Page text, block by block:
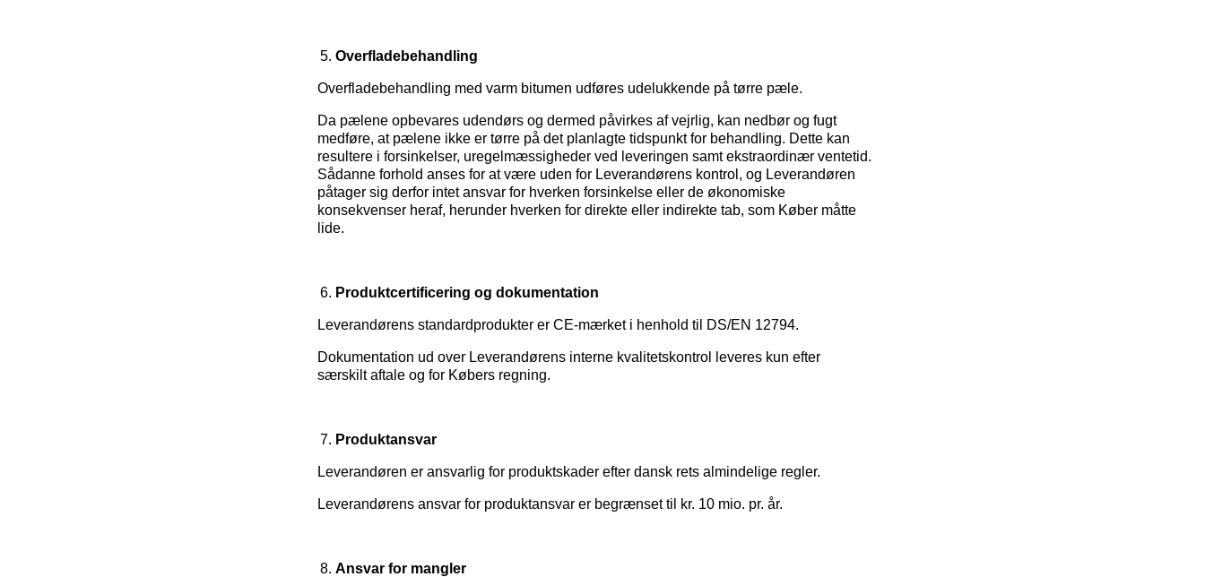
Overfladebehandling
Overfladebehandling med varm bitumen udføres udelukkende på tørre pæle.
Da pælene opbevares udendørs og dermed påvirkes af vejrlig, kan nedbør og fugt
medføre, at pælene ikke er tørre på det planlagte tidspunkt for behandling. Dette kan
resultere i forsinkelser, uregelmæssigheder ved leveringen samt ekstraordinær ventetid.
Sådanne forhold anses for at være uden for Leverandørens kontrol, og Leverandøren
påtager sig derfor intet ansvar for hverken forsinkelse eller de økonomiske
konsekvenser heraf, herunder hverken for direkte eller indirekte tab, som Køber måtte
lide.
Produktcertificering og dokumentation
Leverandørens standardprodukter er CE-mærket i henhold til DS/EN 12794.
Dokumentation ud over Leverandørens interne kvalitetskontrol leveres kun efter
særskilt aftale og for Købers regning.
Produktansvar
Leverandøren er ansvarlig for produktskader efter dansk rets almindelige regler.
Leverandørens ansvar for produktansvar er begrænset til kr. 10 mio. pr. år.
Ansvar for mangler